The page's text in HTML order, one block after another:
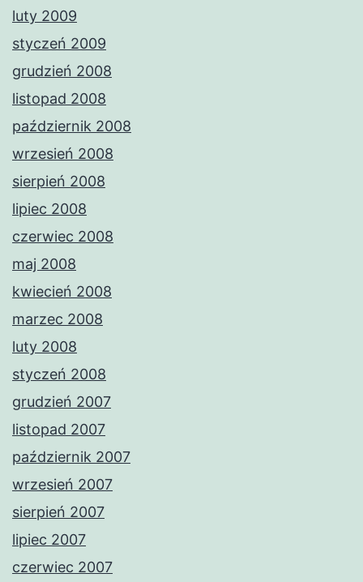
luty 2009
styczeń 2009
grudzień 2008
listopad 2008
październik 2008
wrzesień 2008
sierpień 2008
lipiec 2008
czerwiec 2008
maj 2008
kwiecień 2008
marzec 2008
luty 2008
styczeń 2008
grudzień 2007
listopad 2007
październik 2007
wrzesień 2007
sierpień 2007
lipiec 2007
czerwiec 2007